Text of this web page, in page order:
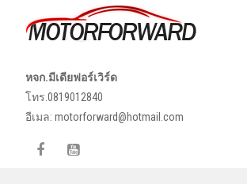
หจก.มีเดียฟอร์เวิร์ด
โทร.0819012840
อีเมล: motorforward@hotmail.com